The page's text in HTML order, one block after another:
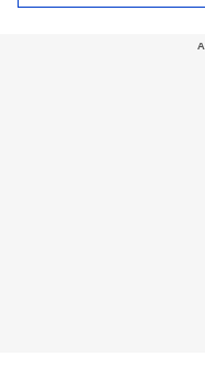
பயணம்!